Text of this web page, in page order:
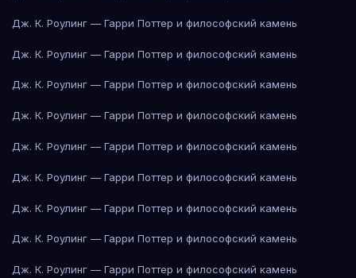
Дж. К. Роулинг — Гарри Поттер и философский камень
Дж. К. Роулинг — Гарри Поттер и философский камень
Дж. К. Роулинг — Гарри Поттер и философский камень
Дж. К. Роулинг — Гарри Поттер и философский камень
Дж. К. Роулинг — Гарри Поттер и философский камень
Дж. К. Роулинг — Гарри Поттер и философский камень
Дж. К. Роулинг — Гарри Поттер и философский камень
Дж. К. Роулинг — Гарри Поттер и философский камень
Дж. К. Роулинг — Гарри Поттер и философский камень